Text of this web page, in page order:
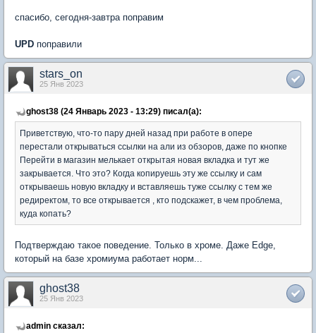
спасибо, сегодня-завтра поправим
UPD поправили
stars_on
25 Янв 2023
ghost38 (24 Январь 2023 - 13:29) писал(а):
Приветствую, что-то пару дней назад при работе в опере
перестали открываться ссылки на али из обзоров, даже по кнопке
Перейти в магазин мелькает открытая новая вкладка и тут же
закрывается. Что это? Когда копируешь эту же ссылку и сам
открываешь новую вкладку и вставляешь туже ссылку с тем же
редиректом, то все открывается , кто подскажет, в чем проблема,
куда копать?
Подтверждаю такое поведение. Только в хроме. Даже Edge,
который на базе хромиума работает норм...
ghost38
25 Янв 2023
admin сказал: